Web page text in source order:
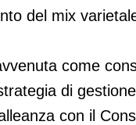
del mix
come
di
con il